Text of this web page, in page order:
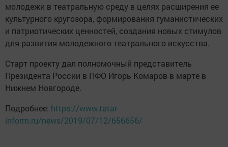
молодежи в театральную среду в целях расширения ее
культурного кругозора, формирования гуманистических
и патриотических ценностей, создания новых стимулов
для развития молодежного театрального искусства.
Старт проекту дал полномочный представитель
Президента России в ПФО Игорь Комаров в марте в
Нижнем Новгороде.
Подробнее: https://www.tatar-
inform.ru/news/2019/07/12/656656/